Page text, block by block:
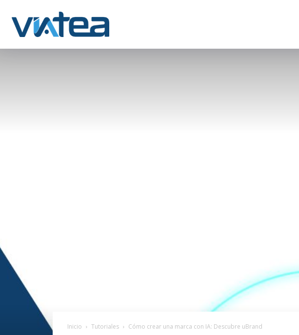
Inicio Tutoriales Cómo crear una marca con IA: Descubre uBrand